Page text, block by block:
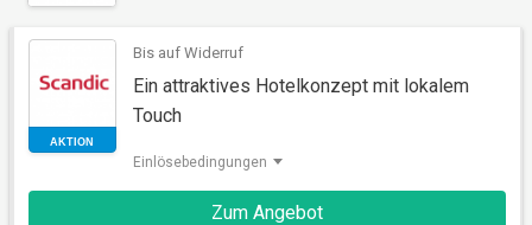
Bis auf Widerruf
Ein attraktives Hotelkonzept mit lokalem
Touch
Einlösebedingungen
Zum Angebot